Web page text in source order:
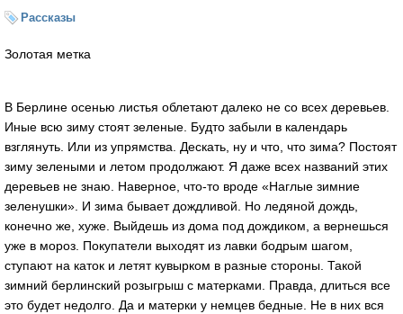
Рассказы
Золотая метка
В Берлине осенью листья облетают далеко не со всех деревьев.
Иные всю зиму стоят зеленые. Будто забыли в календарь
взглянуть. Или из упрямства. Дескать, ну и что, что зима? Постоят
зиму зелеными и летом продолжают. Я даже всех названий этих
деревьев не знаю. Наверное, что-то вроде «Наглые зимние
зеленушки». И зима бывает дождливой. Но ледяной дождь,
конечно же, хуже. Выйдешь из дома под дождиком, а вернешься
уже в мороз. Покупатели выходят из лавки бодрым шагом,
ступают на каток и летят кувырком в разные стороны. Такой
зимний берлинский розыгрыш с матерками. Правда, длиться все
это будет недолго. Да и матерки у немцев бедные. Не в них вся